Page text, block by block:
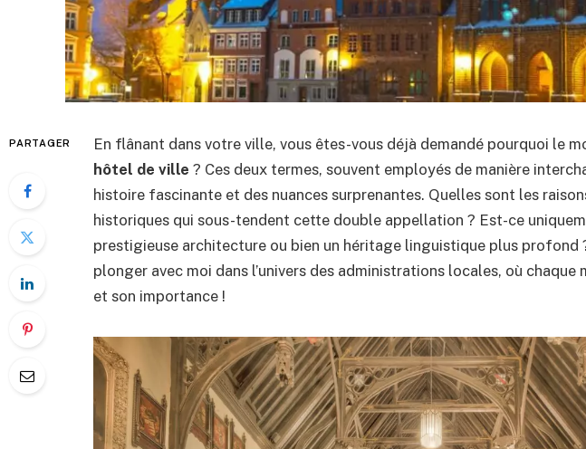
PARTAGER En flânant dans votre ville, vous êtes-vous déjà demandé pourquoi le
hôtel de ville ? Ces deux termes, souvent employés de manière
histoire fascinante et des nuances surprenantes. Quelles sont les
historiques qui sous-tendent cette double appellation ? Est-ce
prestigieuse architecture ou bien un héritage linguistique plus profond
plonger avec moi dans l’univers des administrations locales, où chaque
et son importance !